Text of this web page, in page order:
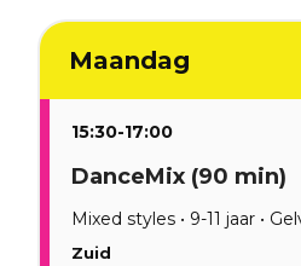
Maandag
15:30-17:00
DanceMix (90 min)
Mixed styles • 9-11 jaar •
Zuid